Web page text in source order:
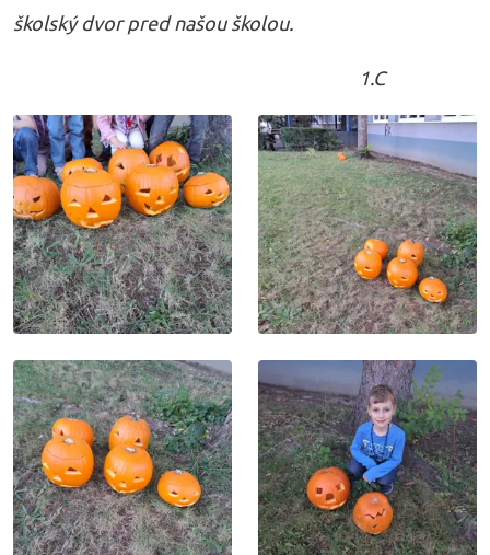
školský dvor pred našou školou.
1.C